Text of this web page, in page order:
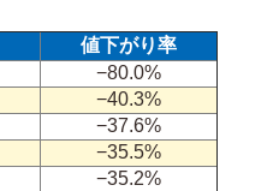
値下がり率
−80.0%
−40.3%
−37.6%
−35.5%
−35.2%